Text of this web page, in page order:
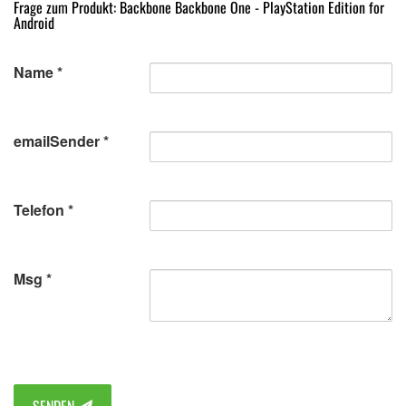
Frage zum Produkt: Backbone Backbone One - PlayStation Edition for
Android
Name
emailSender
Telefon
Msg